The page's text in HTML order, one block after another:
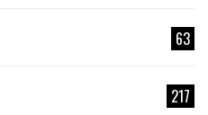
63
217